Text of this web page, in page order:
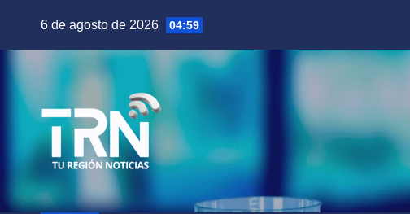
6 de agosto de 2026 04:59